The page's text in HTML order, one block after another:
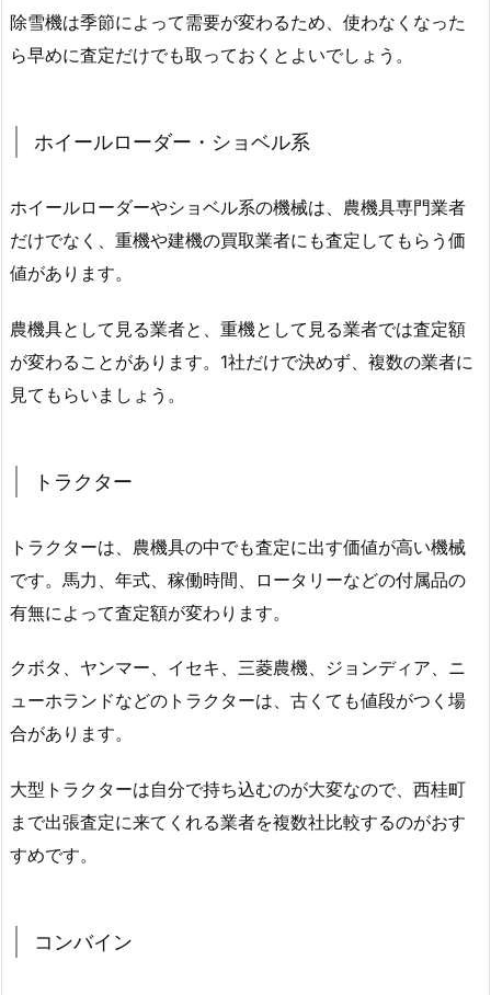
除雪機は季節によって需要が変わるため、使わなくなった
ら早めに査定だけでも取っておくとよいでしょう。
ホイールローダー・ショベル系
ホイールローダーやショベル系の機械は、農機具専門業者
だけでなく、重機や建機の買取業者にも査定してもらう価
値があります。
農機具として見る業者と、重機として見る業者では査定額
が変わることがあります。1社だけで決めず、複数の業者に
見てもらいましょう。
トラクター
トラクターは、農機具の中でも査定に出す価値が高い機械
です。馬力、年式、稼働時間、ロータリーなどの付属品の
有無によって査定額が変わります。
クボタ、ヤンマー、イセキ、三菱農機、ジョンディア、ニ
ューホランドなどのトラクターは、古くても値段がつく場
合があります。
大型トラクターは自分で持ち込むのが大変なので、西桂町
まで出張査定に来てくれる業者を複数社比較するのがおす
すめです。
コンバイン